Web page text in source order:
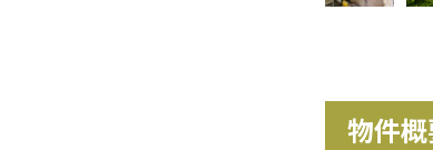
物件